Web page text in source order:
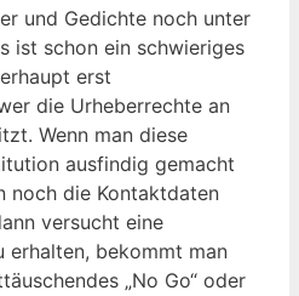
und Gedichte noch unter
ist schon ein schwieriges
erst
die Urheberrechte an
Wenn man diese
ausfindig gemacht
noch die Kontaktdaten
versucht eine
erhalten, bekommt man
„No Go“ oder